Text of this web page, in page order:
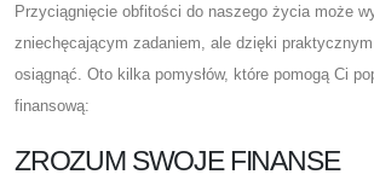
Przyciągnięcie obfitości do naszego życia może
zniechęcającym zadaniem, ale dzięki
osiągnąć. Oto kilka pomysłów, które pomogą Ci
finansową:
ZROZUM SWOJE FINANSE